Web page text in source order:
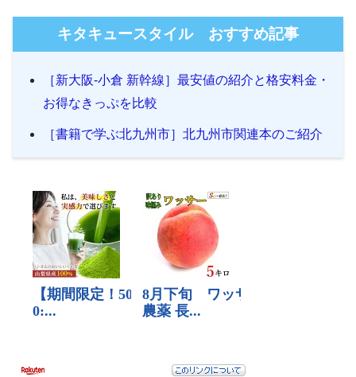
キタキュースタイル おすすめ記事
［新大阪-小倉 新幹線］最安値の紹介と格安料金・
お得なきっぷを比較
［書籍で学ぶ北九州市］北九州市関連本のご紹介